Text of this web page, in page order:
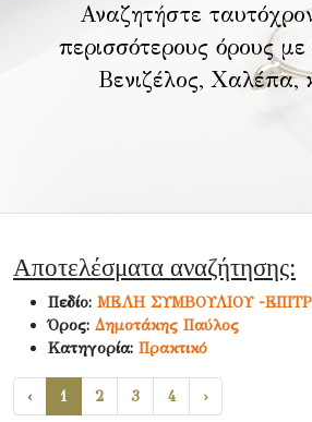
Αναζητήστε
περισσότερους όρους
Βενιζέλος, Χαλέπα,
Αποτελέσματα αναζήτησης:
Πεδίο: ΜΕΛΗ ΣΥΜΒΟΥΛΙΟΥ -
Όρος: Δημοτάκης Παύλος
Κατηγορία: Πρακτικό
‹ 1 2 3 4 ›